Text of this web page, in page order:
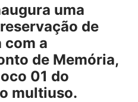
uma
de
com a
de Memória,
01 do
multiuso.